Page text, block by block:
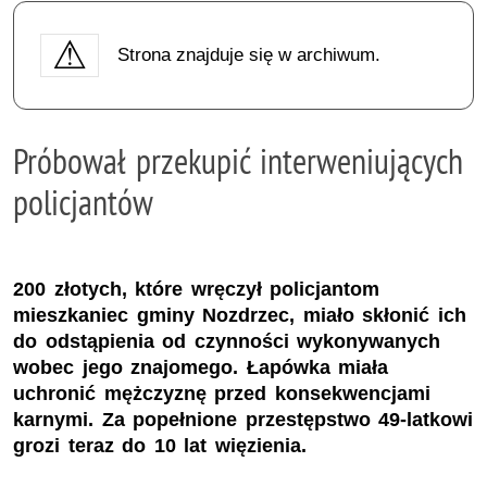
Strona znajduje się w archiwum.
Próbował przekupić interweniujących
policjantów
200 złotych, które wręczył policjantom
mieszkaniec gminy Nozdrzec, miało skłonić ich
do odstąpienia od czynności wykonywanych
wobec jego znajomego. Łapówka miała
uchronić mężczyznę przed konsekwencjami
karnymi. Za popełnione przestępstwo 49-latkowi
grozi teraz do 10 lat więzienia.